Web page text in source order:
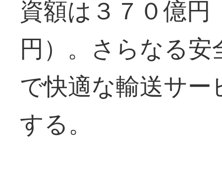
資額は３７０億円
円）。さらなる
で快適な輸送サ
する。